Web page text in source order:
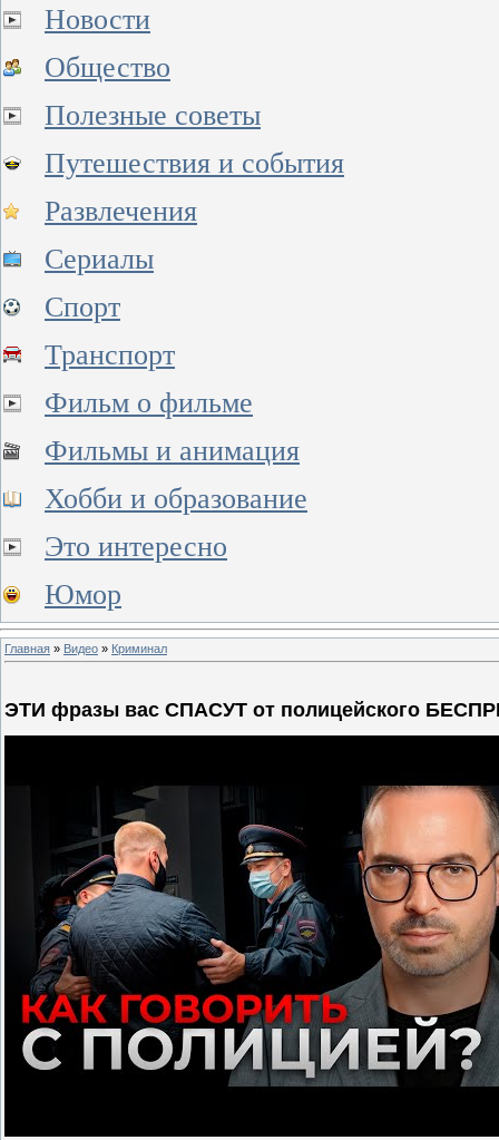
Новости
Общество
Полезные советы
Путешествия и события
Развлечения
Сериалы
Спорт
Транспорт
Фильм о фильме
Фильмы и анимация
Хобби и образование
Это интересно
Юмор
Главная » Видео » Криминал
ЭТИ фразы вас СПАСУТ от полицейского